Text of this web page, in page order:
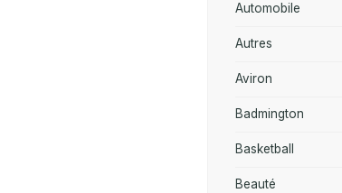
Automobile
Autres
Aviron
Badmington
Basketball
Beauté